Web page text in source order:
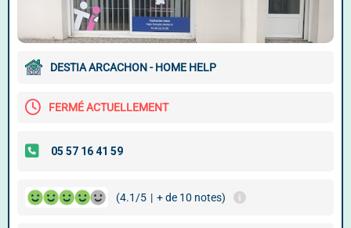
DESTIA ARCACHON - HOME HELP
FERMÉ ACTUELLEMENT
(4.1/5 | + de 10 notes)